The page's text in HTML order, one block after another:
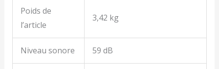
Poids de
l’article
3,42 kg
Niveau sonore 59 dB